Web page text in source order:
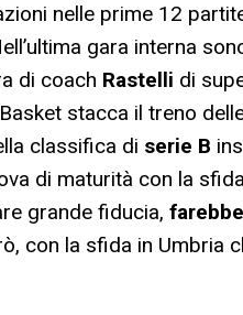
nelle prime 12
gara interna
di coach Rastelli di
stacca il treno
classifica di serie B
di maturità con la
grande fiducia,
con la sfida in Umbria